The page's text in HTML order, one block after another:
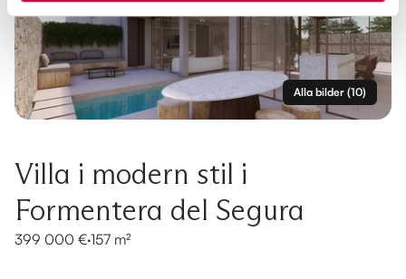
Alla bilder (10)
Villa i modern stil i
Formentera del Segura
399 000 €·157 m²